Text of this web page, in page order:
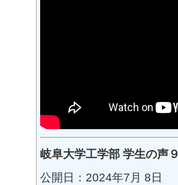
岐阜大学工学部 学生の声９
公開日：2024年7月 8日